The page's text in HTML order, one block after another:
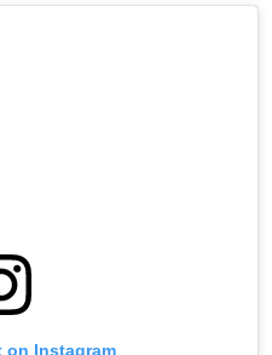
on Instagram